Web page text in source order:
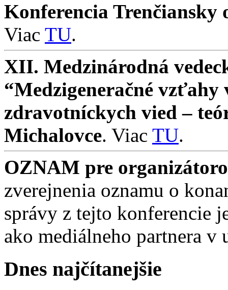
Konferencia Trenčiansky
Viac TU.
XII. Medzinárodná
“Medzigeneračné vzťahy
zdravotníckych vied –
Michalovce. Viac TU.
OZNAM pre
zverejnenia oznamu o
správy z tejto konferencie
ako mediálneho partnera v
Dnes najčítanejšie